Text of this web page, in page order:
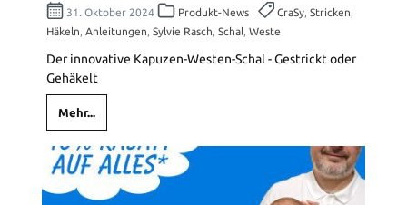
31. Oktober 2024 Produkt-News CraSy, Stricken,
Häkeln, Anleitungen, Sylvie Rasch, Schal, Weste
Der innovative Kapuzen-Westen-Schal - Gestrickt oder
Gehäkelt
Mehr...